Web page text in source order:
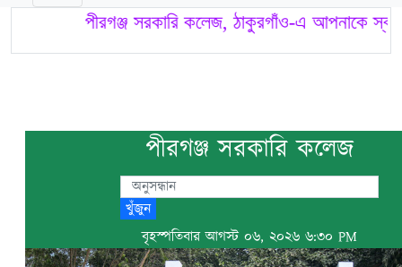
পীরগঞ্জ সরকারি কলেজ, ঠাকুরগাঁও-এ আপনাকে